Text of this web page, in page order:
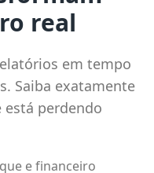
real
em tempo
Saiba exatamente
está perdendo
e financeiro